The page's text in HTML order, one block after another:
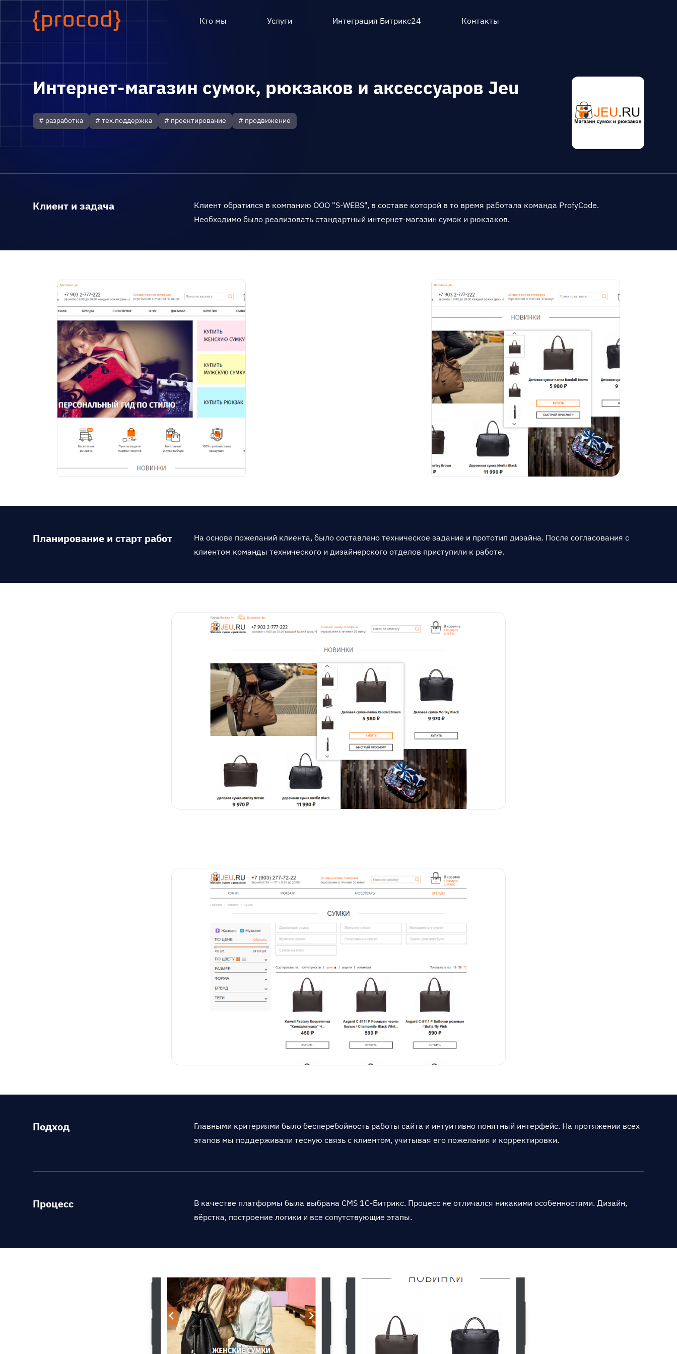
Кто мы Услуги Интеграция Битрикс24 Контакты
Интернет-магазин сумок, рюкзаков и аксессуаров Jeu
# разработка # тех.поддержка # проектирование # продвижение
Клиент и задача
Клиент обратился в компанию ООО "S-WEBS", в составе которой в то время работала команда ProfyCode.
Необходимо было реализовать стандартный интернет-магазин сумок и рюкзаков.
Планирование и старт работ
На основе пожеланий клиента, было составлено техническое задание и прототип дизайна. После согласования с
клиентом команды технического и дизайнерского отделов приступили к работе.
Подход
Главными критериями было бесперебойность работы сайта и интуитивно понятный интерфейс. На протяжении всех
этапов мы поддерживали тесную связь с клиентом, учитывая его пожелания и корректировки.
Процесс
В качестве платформы была выбрана CMS 1С-Битрикс. Процесс не отличался никакими особенностями. Дизайн,
вёрстка, построение логики и все сопутствующие этапы.